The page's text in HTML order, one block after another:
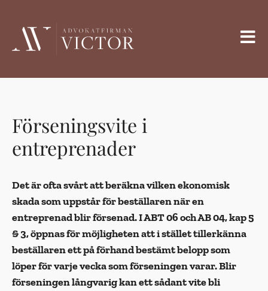
Förseningsvite i
entreprenader
Det är ofta svårt att beräkna vilken ekonomisk
skada som uppstår för beställaren när en
entreprenad blir försenad. I ABT 06 och AB 04, kap 5
§ 3, öppnas för möjligheten att i stället tillerkänna
beställaren ett på förhand bestämt belopp som
löper för varje vecka som förseningen varar. Blir
förseningen långvarig kan ett sådant vite bli